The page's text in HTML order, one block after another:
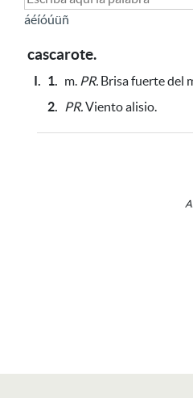
áéíóúüñ
cascarote.
I. 1. m. PR. Brisa fuerte del
2.
PR.Viento alisio.